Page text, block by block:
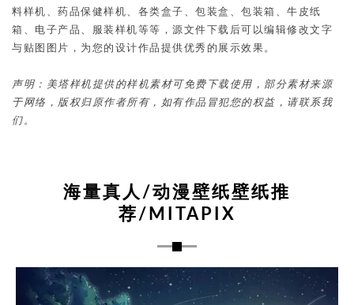
料样机、药品保健样机、各类盒子、包装盒、包装箱、牛皮纸
箱、电子产品、服装样机等等，源文件下载后可以编辑修改文字
与贴图图片，为您的设计作品提供优秀的展示效果。
声明：美塔样机提供的样机素材可免费下载使用，部分素材来源
于网络，版权归原作者所有，如有作品冒犯您的权益，请联系我
们。
海量真人/动漫壁纸壁纸推
荐/MITAPIX